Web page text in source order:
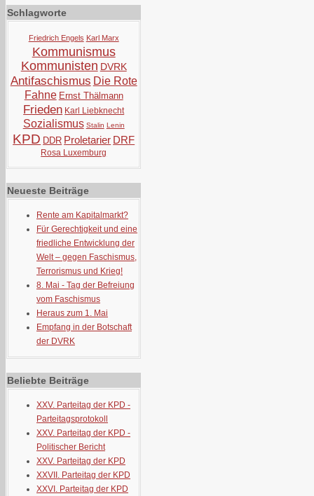
Schlagworte
Friedrich Engels Karl Marx
Kommunismus
Kommunisten DVRK
Antifaschismus Die Rote
Fahne Ernst Thälmann
Frieden Karl Liebknecht
Sozialismus Stalin Lenin
KPD DDR Proletarier DRF
Rosa Luxemburg
Neueste Beiträge
Rente am Kapitalmarkt?
Für Gerechtigkeit und eine
friedliche Entwicklung der
Welt – gegen Faschismus,
Terrorismus und Krieg!
8. Mai - Tag der Befreiung
vom Faschismus
Heraus zum 1. Mai
Empfang in der Botschaft
der DVRK
Beliebte Beiträge
XXV. Parteitag der KPD -
Parteitagsprotokoll
XXV. Parteitag der KPD -
Politischer Bericht
XXV. Parteitag der KPD
XXVII. Parteitag der KPD
XXVI. Parteitag der KPD